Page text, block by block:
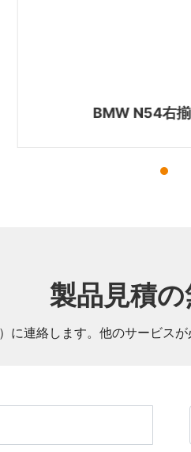
BMW N54右
製品見積
に連絡します。他のサービスが